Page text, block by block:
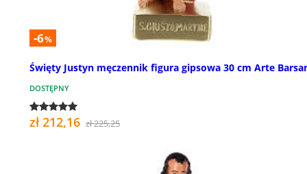
-6%
Święty Justyn męczennik figura gipsowa 30 cm Arte
DOSTĘPNY
zł 212,16 zł 225,25